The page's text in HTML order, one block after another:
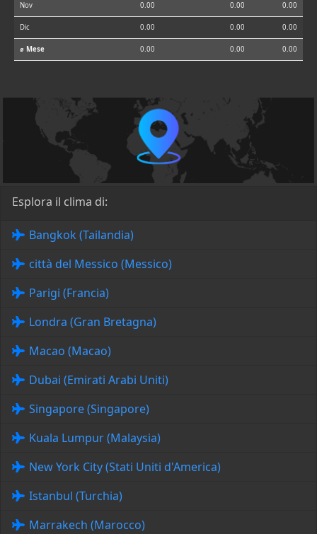
Nov 0.00 0.00 0.00
Dic 0.00 0.00 0.00
⌀ Mese 0.00 0.00 0.00
Esplora il clima di:
Bangkok (Tailandia)
città del Messico (Messico)
Parigi (Francia)
Londra (Gran Bretagna)
Macao (Macao)
Dubai (Emirati Arabi Uniti)
Singapore (Singapore)
Kuala Lumpur (Malaysia)
New York City (Stati Uniti d'America)
Istanbul (Turchia)
Marrakech (Marocco)